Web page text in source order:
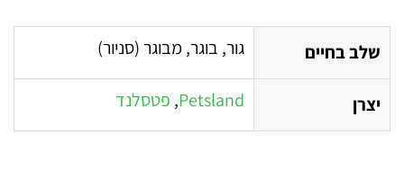
שלב בחיים גור, בוגר, מבוגר (סניור)
יצרן Petsland
, פטסלנד